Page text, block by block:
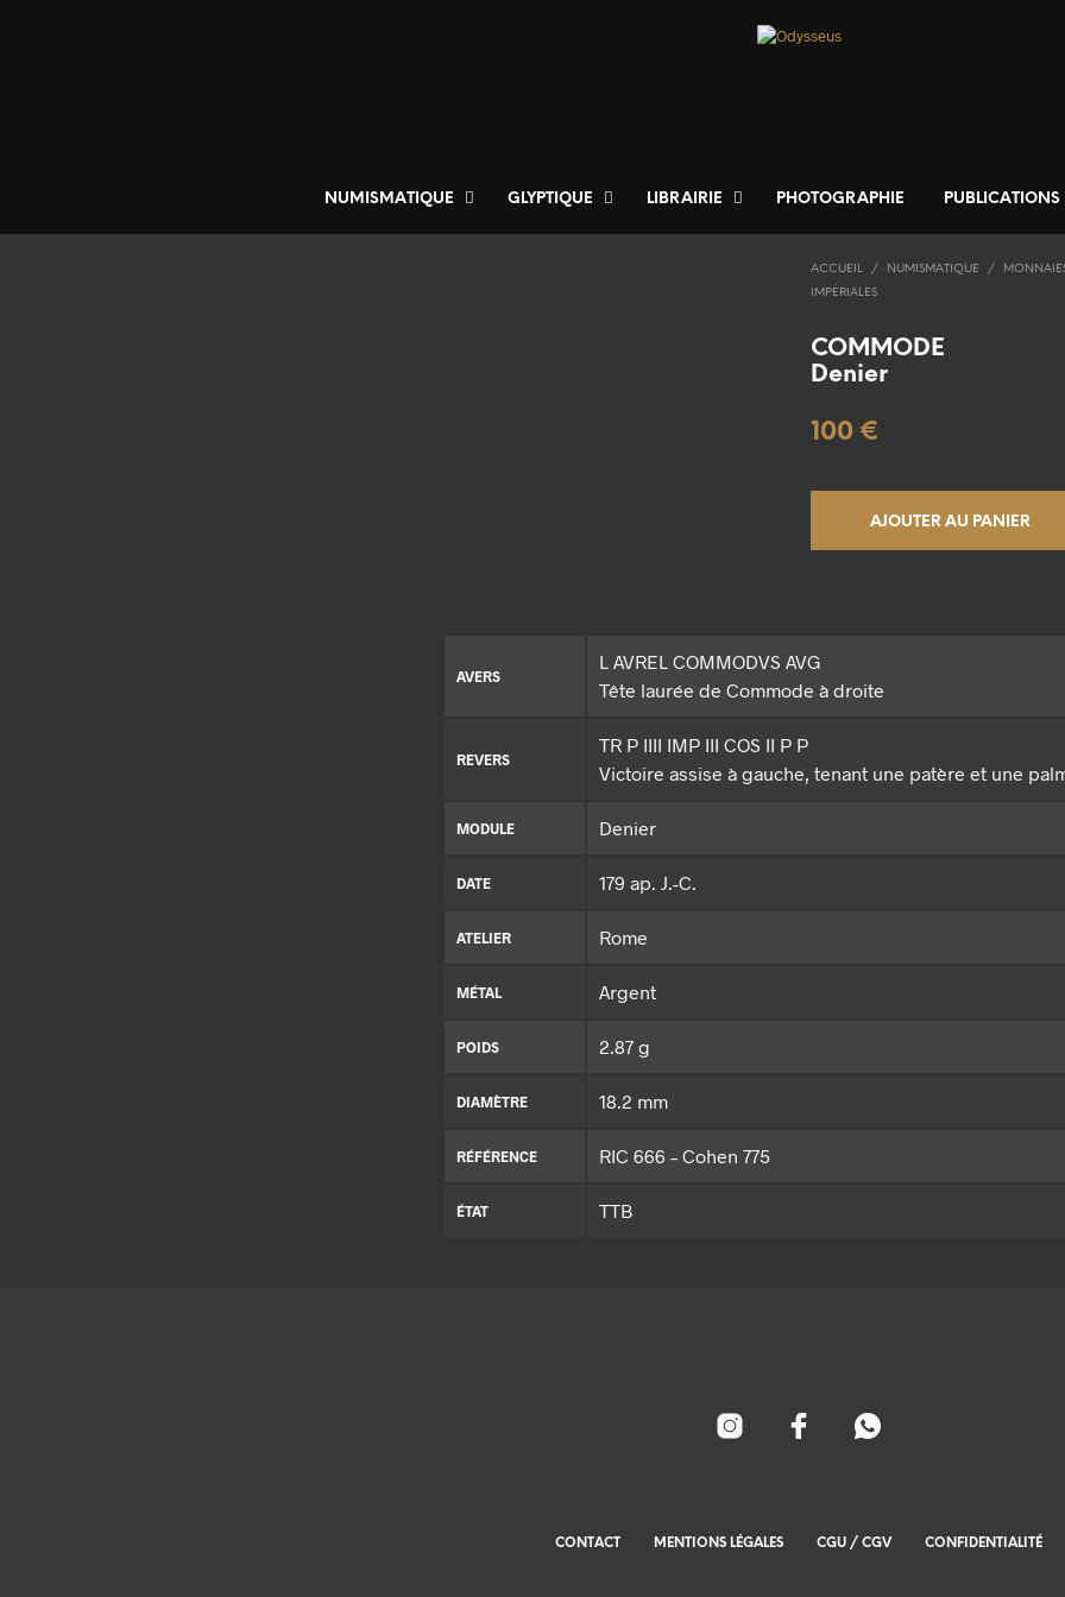
NUMISMATIQUE GLYPTIQUE LIBRAIRIE PHOTOGRAPHIE PUBLICATIONS
ACCUEIL / NUMISMATIQUE /
IMPÉRIALES
COMMODE
Denier
100 €
AJOUTER AU PANIER
AVERS
L AVREL COMMODVS AVG
Tête laurée de Commode à droite
REVERS
TR P IIII IMP III COS II P P
Victoire assise à gauche, tenant une patère et une
MODULE Denier
DATE 179 ap. J.-C.
ATELIER Rome
MÉTAL Argent
POIDS 2.87 g
DIAMÈTRE 18.2 mm
RÉFÉRENCE RIC 666 – Cohen 775
ÉTAT TTB
CONTACT MENTIONS LÉGALES CGU / CGV CONFIDENTIALITÉ